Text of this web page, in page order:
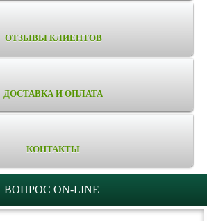
ОТЗЫВЫ КЛИЕНТОВ
ДОСТАВКА И ОПЛАТА
КОНТАКТЫ
ВОПРОС ON-LINE